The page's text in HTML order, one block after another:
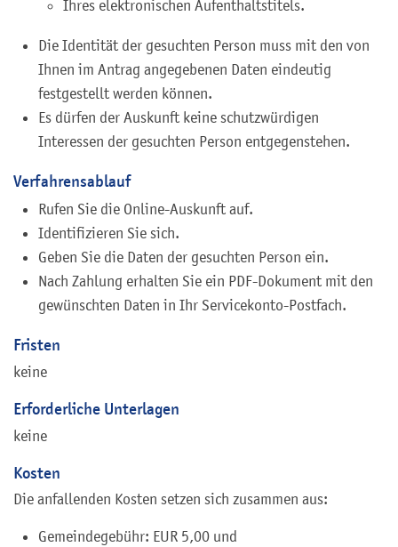
Ihres elektronischen Aufenthaltstitels.
Die Identität der gesuchten Person muss mit den von
Ihnen im Antrag angegebenen Daten eindeutig
festgestellt werden können.
Es dürfen der Auskunft keine schutzwürdigen
Interessen der gesuchten Person entgegenstehen.
Verfahrensablauf
Rufen Sie die Online-Auskunft auf.
Identifizieren Sie sich.
Geben Sie die Daten der gesuchten Person ein.
Nach Zahlung erhalten Sie ein PDF-Dokument mit den
gewünschten Daten in Ihr Servicekonto-Postfach.
Fristen
keine
Erforderliche Unterlagen
keine
Kosten
Die anfallenden Kosten setzen sich zusammen aus:
Gemeindegebühr: EUR 5,00 und